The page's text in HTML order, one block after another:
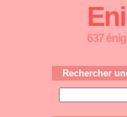
637
Rechercher